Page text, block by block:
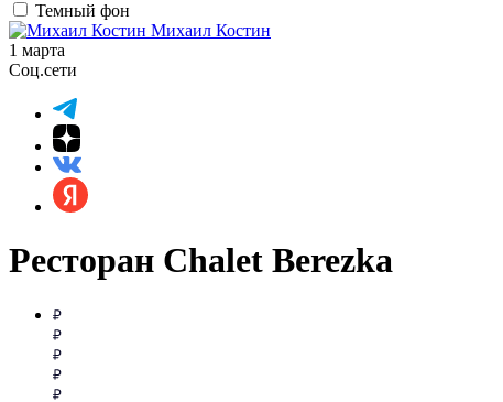
Темный фон
Михаил Костин
1 марта
Соц.сети
Ресторан Chalet Berezka